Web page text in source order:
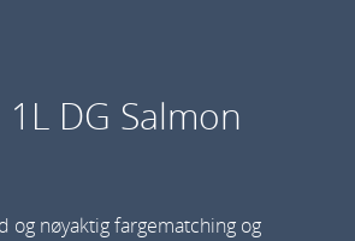
DG Salmon
og nøyaktig fargematching og